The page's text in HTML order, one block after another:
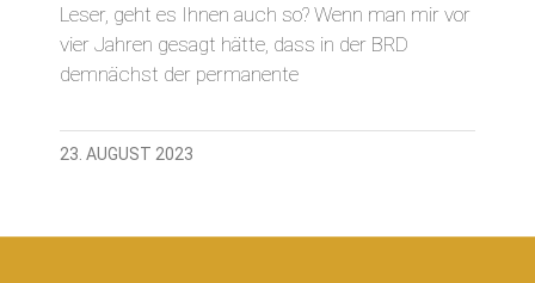
Leser, geht es Ihnen auch so? Wenn man mir vor
vier Jahren gesagt hätte, dass in der BRD
demnächst der permanente
23. AUGUST 2023